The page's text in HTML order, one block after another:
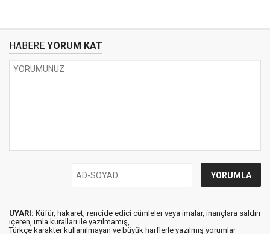
HABERE YORUM KAT
UYARI: Küfür, hakaret, rencide edici cümleler veya imalar, inançlara saldırı
içeren, imla kuralları ile yazılmamış,
Türkçe karakter kullanılmayan ve büyük harflerle yazılmış yorumlar